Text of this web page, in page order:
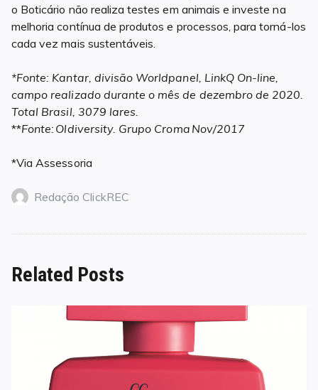
o Boticário não realiza testes em animais e investe na
melhoria contínua de produtos e processos, para torná-los
cada vez mais sustentáveis.
*Fonte: Kantar, divisão Worldpanel, LinkQ On-line,
campo realizado durante o mês de dezembro de 2020.
Total Brasil, 3079 lares.
**Fonte: Oldiversity. Grupo Croma Nov/2017
*Via Assessoria
Redação ClickREC
Related Posts